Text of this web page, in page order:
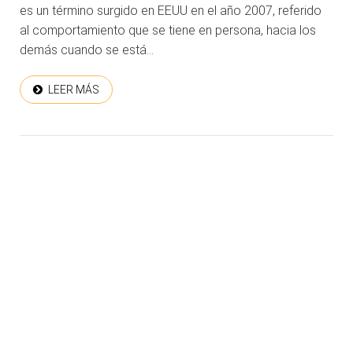
es un término surgido en EEUU en el año 2007, referido
al comportamiento que se tiene en persona, hacia los
demás cuando se está...
LEER MÁS